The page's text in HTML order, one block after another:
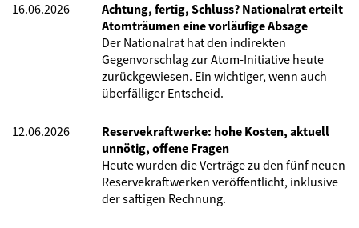
16.06.2026
Achtung, fertig, Schluss? Nationalrat erteilt
Atomträumen eine vorläufige Absage
Der Nationalrat hat den indirekten
Gegenvorschlag zur Atom-Initiative heute
zurückgewiesen. Ein wichtiger, wenn auch
überfälliger Entscheid.
12.06.2026
Reservekraftwerke: hohe Kosten, aktuell
unnötig, offene Fragen
Heute wurden die Verträge zu den fünf neuen
Reservekraftwerken veröffentlicht, inklusive
der saftigen Rechnung.